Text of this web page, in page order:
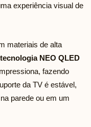
experiência visual de
materiais de alta
tecnologia NEO QLED
fazendo
da TV é estável,
parede ou em um